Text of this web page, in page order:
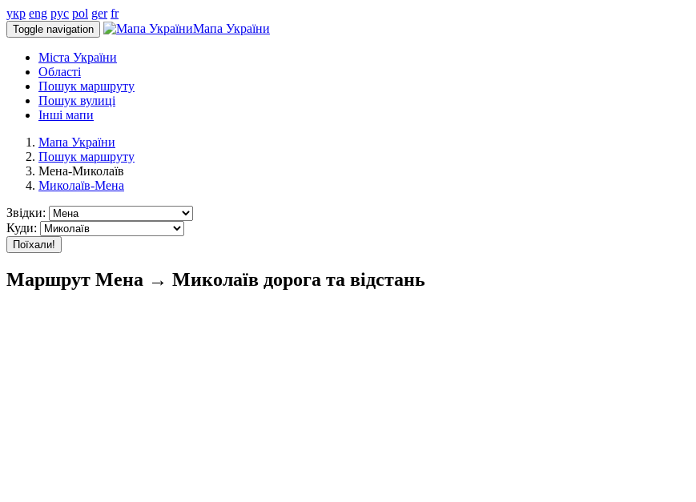
укр eng рус pol ger fr
Toggle navigation Мапа України
Міста України
Області
Пошук маршруту
Пошук вулиці
Інші мапи
Мапа України
Пошук маршруту
Мена-Миколаїв
Миколаїв-Мена
Звідки:
Куди:
Поїхали!
Маршрут Мена → Миколаїв дорога та відстань